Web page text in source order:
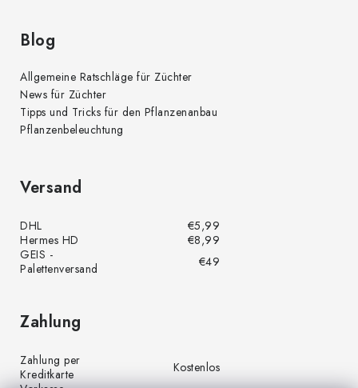
Blog
Allgemeine Ratschläge für Züchter
News für Züchter
Tipps und Tricks für den Pflanzenanbau
Pflanzenbeleuchtung
Versand
DHL
€5,99
Hermes HD
€8,99
GEIS -
Palettenversand
€49
Zahlung
Zahlung per
Kreditkarte
Kostenlos